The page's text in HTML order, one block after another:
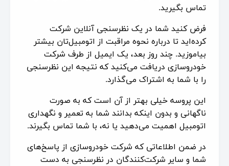
تماس بگیرید.
فرض کنید شما در یک نظرسنجی آنلاین شرکت
کرده‌اید تا درباره نحوه مراقبت از اتومبیل‌تان بیشتر
بیاموزید. چند روز بعد، یک ایمیل از طرف شرکت
خودروسازی دریافت می‌کنید که نتیجه این نظرسنجی
را با شما به اشتراک می‌گذارد.
این پروسه خیلی بهتر از آن است که به صورت
ناگهانی و بدون اینکه بدانند شما به تعمیر و نگهداری
اتومبیل اهمیت می‌دهید یا نه، با شما تماس بگیرند.
در ضمن اطلاعاتی که شرکت خودروسازی از پاسخ‌های
شما و سایر شرکت‌کنندگان در نظرسنجی به دست